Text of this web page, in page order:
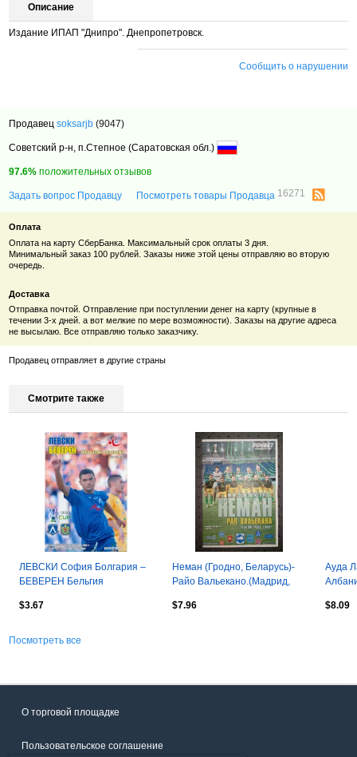
Описание
Издание ИПАП "Днипро". Днепропетровск.
Сообщить о нарушении
Продавецsoksarjb (9047)
Советский р-н, п.Степное (Саратовская обл.)
97.6% положительных отзывов
Задать вопрос Продавцу Посмотреть товары Продавца 16271
Оплата
Оплата на карту СберБанка. Максимальный срок оплаты 3 дня.
Минимальный заказ 100 рублей. Заказы ниже этой цены отправляю во вторую
очередь.
Доставка
Отправка почтой. Отправление при поступлении денег на карту (крупные в
течении 3-х дней. а вот мелкие по мере возможности). Заказы на другие адреса
не высылаю. Все отправляю только заказчику.
Продавец отправляет в другие страны
Смотрите также
ЛЕВСКИ София Болгария –
БЕВЕРЕН Бельгия
первый раунд.
$3.67
Неман (Гродно, Беларусь)-
Райо Вальекано.(Мадрид,
$7.96
Ауда
$8.09
Посмотреть все
О торговой площадке
Пользовательское соглашение